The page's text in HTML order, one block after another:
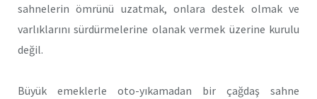
sahnelerin ömrünü uzatmak, onlara destek olmak ve
varlıklarını sürdürmelerine olanak vermek üzerine kurulu
değil.
Büyük emeklerle oto-yıkamadan bir çağdaş sahne